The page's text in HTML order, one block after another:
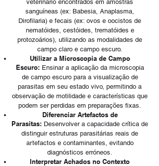
veterinário encontrados em amostras
sanguíneas (ex: Babesia, Anaplasma,
Dirofilaria) e fecais (ex: ovos e oocistos de
nematóides, cestóides, trematóides e
protozoários), utilizando as modalidades de
campo claro e campo escuro.
Utilizar a Microscopia de Campo
Escuro: Ensinar a aplicação da microscopia
de campo escuro para a visualização de
parasitas em seu estado vivo, permitindo a
observação de motilidade e características que
podem ser perdidas em preparações fixas.
Diferenciar Artefactos de
Parasitas: Desenvolver a capacidade crítica de
distinguir estruturas parasitárias reais de
artefactos e contaminantes, evitando
diagnósticos erróneos.
Interpretar Achados no Contexto